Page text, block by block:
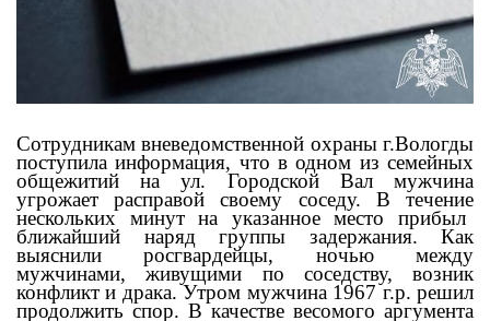
Сотрудникам вневедомственной охраны г.Вологды
поступила информация, что в одном из семейных
общежитий на ул. Городской Вал мужчина
угрожает расправой своему соседу. В течение
нескольких минут на указанное место прибыл
ближайший наряд группы задержания. Как
выяснили росгвардейцы, ночью между
мужчинами, живущими по соседству, возник
конфликт и драка. Утром мужчина 1967 г.р. решил
продолжить спор. В качестве весомого аргумента